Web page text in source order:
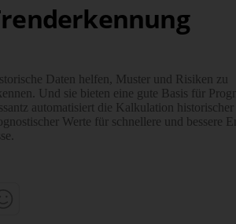
Daten helfen, Muster und Risiken zu
Und sie bieten eine gute Basis für
auto­matisiert die Kalku­lation historischer
Werte für schnellere und bessere